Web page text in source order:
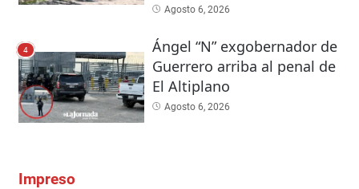
Agosto 6, 2026
4
Ángel “N” exgobernador de
Guerrero arriba al penal de
El Altiplano
Agosto 6, 2026
Impreso